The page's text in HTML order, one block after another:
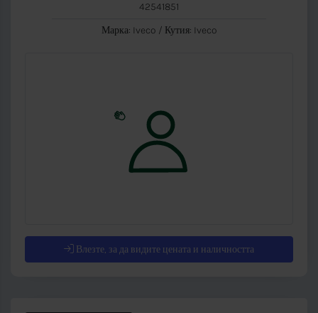
42541851
Марка: Iveco / Кутия: Iveco
Влезте, за да видите цената и наличността